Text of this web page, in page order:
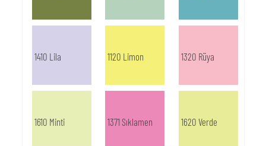
1410 Lila 1120 Limon 1320 Rüya
1610 Minti 1371 Sıklamen 1620 Verde